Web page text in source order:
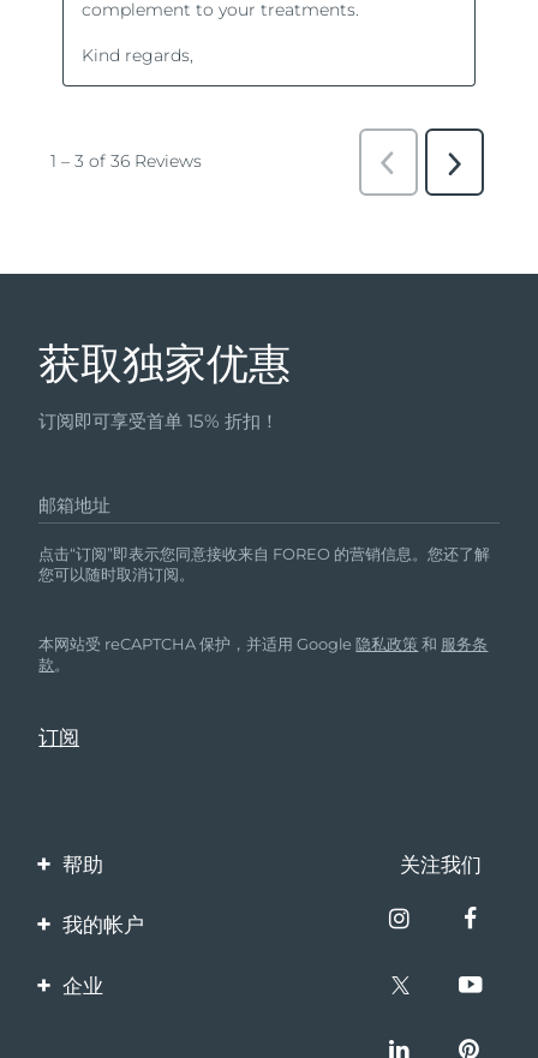
获取独家优惠
订阅即可享受首单 15% 折扣！
邮箱地址
点击“订阅”即表示您同意接收来自 FOREO 的营销信息。您还了解
您可以随时取消订阅。
本网站受 reCAPTCHA 保护，并适用 Google隐私政策 和 服务条
款。
帮助
联系我们
关注我们
我的帐户
产品注册
企业